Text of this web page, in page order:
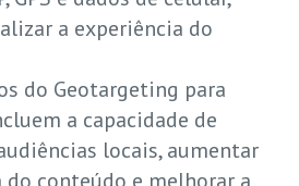
a experiência do
do Geotargeting para
a capacidade de
locais, aumentar